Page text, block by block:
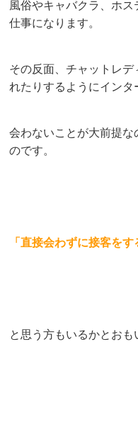
風俗やキャバクラ、ホ
仕事になります。
その反面、チャットレ
れたりするようにインタ
会わないことが大前提
のです。
「直接会わずに接客を
と思う方もいるかとおも